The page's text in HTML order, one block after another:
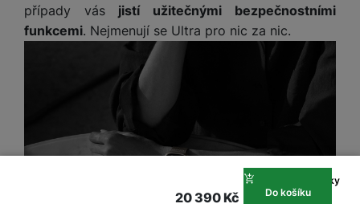
20 390Kč
Na splátky
524 Kč
Do košíku
případy vás jistí užitečnými bezpečnostními
funkcemi. Nejmenují se Ultra pro nic za nic.